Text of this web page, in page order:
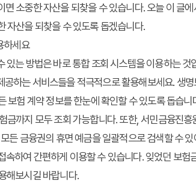
소중한 자산을 되찾을 수 있습니다. 오늘 이 글
자산을 되찾을 수 있도록 돕겠습니다.
하세요
있는 방법은 바로 통합 조회 시스템을 이용하는 것
하는 서비스들을 적극적으로 활용해보세요. 생
보험 계약 정보를 한눈에 확인할 수 있도록 돕습
금까지 모두 조회 가능합니다. 또한, 서민금융진
든 금융권의 휴면 예금을 일괄적으로 검색할 수
하여 간편하게 이용할 수 있습니다. 잊었던 보험
해보시길 바랍니다.